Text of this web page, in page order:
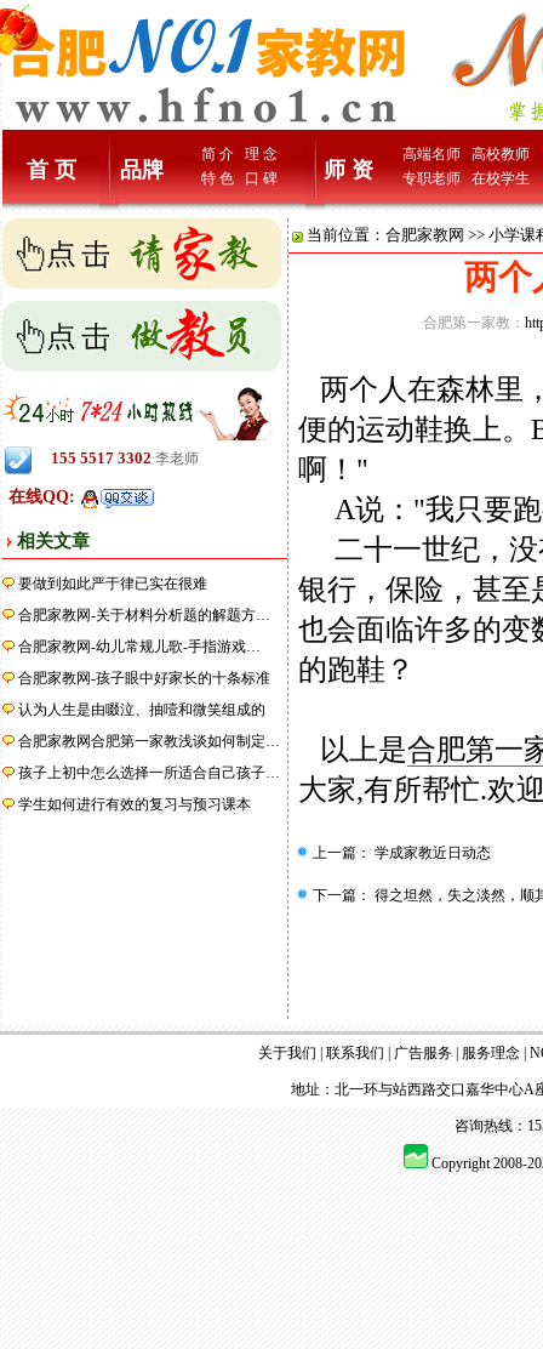
首 页 品牌
简 介
理 念
特 色
口 碑 师 资
高端名师
高校教师
专职老师
在校学生
155 5517 3302 李老师
在线QQ:
相关文章
要做到如此严于律已实在很难
合肥家教网-关于材料分析题的解题方…
合肥家教网-幼儿常规儿歌-手指游戏…
合肥家教网-孩子眼中好家长的十条标准
认为人生是由啜泣、抽噎和微笑组成的
合肥家教网合肥第一家教浅谈如何制定…
孩子上初中怎么选择一所适合自己孩子…
学生如何进行有效的复习与预习课本
当前位置： 合肥家教网 >> 小学课
两个
合肥第一家教：
两个人在森林里
便的运动鞋换上。
啊！"
A说："我只要跑
二十一世纪，没
银行，保险，甚至
也会面临许多的变
的跑鞋？
以上是合肥第一
大家,有所帮忙.欢
上一篇： 学成家教近日动态
下一篇： 得之坦然，失之淡然，顺
关于我们 联系我们 广告服务| 服务理念|
地址：北一环与站西路交口嘉华中心
咨询热线：
Copyright 2008-